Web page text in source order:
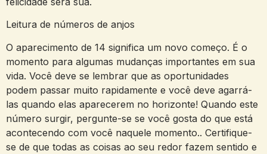
Leitura de números de anjos
O aparecimento de 14 significa um novo começo. É o
momento para algumas mudanças importantes em sua
vida. Você deve se lembrar que as oportunidades
podem passar muito rapidamente e você deve agarrá-
las quando elas aparecerem no horizonte! Quando este
número surgir, pergunte-se se você gosta do que está
acontecendo com você naquele momento.. Certifique-
se de que todas as coisas ao seu redor fazem sentido e